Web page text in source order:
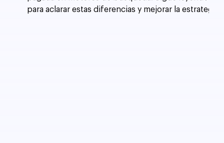
para aclarar estas diferencias y mejorar la estrategia